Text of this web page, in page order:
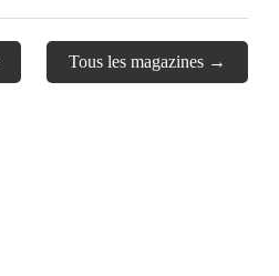
Tous les magazines →